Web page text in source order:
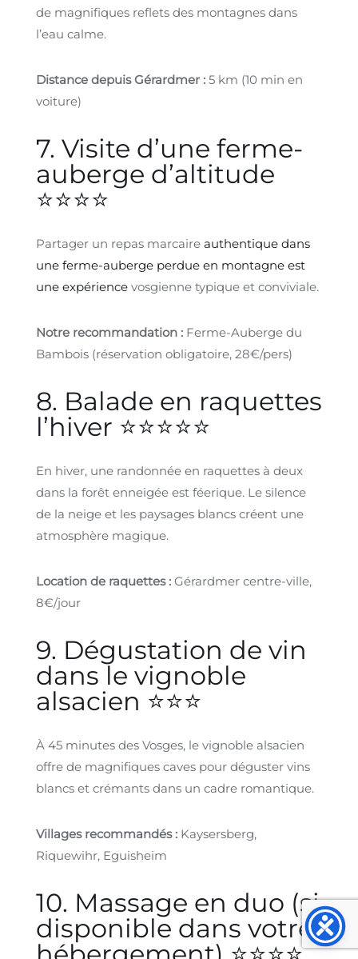
de magnifiques reflets des montagnes dans
l’eau calme.
Distance depuis Gérardmer : 5 km (10 min en
voiture)
7. Visite d’une ferme-
auberge d’altitude
⭐⭐⭐⭐
Partager un repas marcaire authentique dans
une ferme-auberge perdue en montagne est
une expérience vosgienne typique et conviviale.
Notre recommandation : Ferme-Auberge du
Bambois (réservation obligatoire, 28€/pers)
8. Balade en raquettes
l’hiver ⭐⭐⭐⭐⭐
En hiver, une randonnée en raquettes à deux
dans la forêt enneigée est féerique. Le silence
de la neige et les paysages blancs créent une
atmosphère magique.
Location de raquettes : Gérardmer centre-ville,
8€/jour
9. Dégustation de vin
dans le vignoble
alsacien ⭐⭐⭐
À 45 minutes des Vosges, le vignoble alsacien
offre de magnifiques caves pour déguster vins
blancs et crémants dans un cadre romantique.
Villages recommandés : Kaysersberg,
Riquewihr, Eguisheim
10. Massage en duo (si
disponible dans votre